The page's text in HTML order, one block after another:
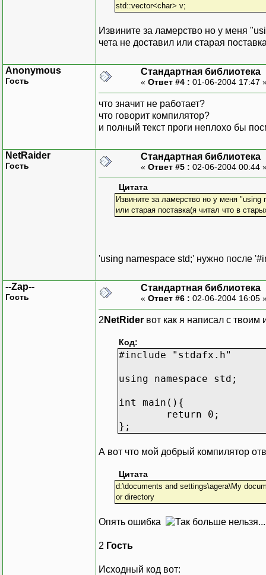
std::vector<char> v;
Извините за ламерство но у меня
чета не доставил или старая
Anonymous
Гость
Стандартная библиотека
« Ответ #4 : 01-06-2004 17:47
что значит не работает?
что говорит компилятор?
и полный текст проги неплохо бы
NetRaider
Гость
Стандартная библиотека
« Ответ #5 : 02-06-2004 00:44
Цитата
Извините за ламерство но у меня "using
или старая поставка(я читал что в
'using namespace std;' нужно после
--Zap--
Гость
Стандартная библиотека
« Ответ #6 : 02-06-2004 16:05
2 NetRider вот как я написал с твоим
Код:
#include "stdafx.h"
using namespace std;
int main(){
return 0;
};
А вот что мой добрый компилятор
Цитата
d:\documents and settings\agera\My
or directory
Опять ошибка
2 Гость
Исходный код вот: